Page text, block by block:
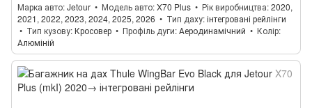
Марка авто Jetour Модель авто X70 Plus Рік виробництва 2020,
2021, 2022, 2023, 2024, 2025, 2026
Тип даху інтегровані рейлінги
Тип кузову Кросовер Профіль дуги Аеродинамічний
Колір
Алюміній